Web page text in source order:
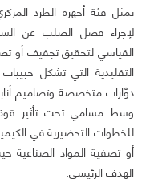
تمثل فئة أجهزة الطرد
لإجراء فصل الصلب عن
القياسي لتحقيق تجفيف أو
التقليدية التي تشكل
دوّارات متخصصة وتصاميم
وسط مسامي تحت تأثير قوة
للخطوات التحضيرية في
أو تصفية المواد
الهدف الرئيسي.